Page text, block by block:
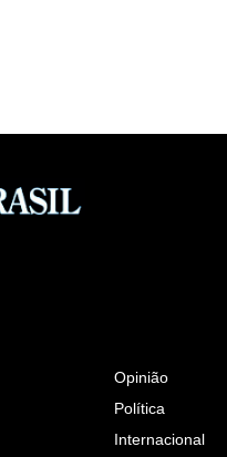
Opinião
Política
Internacional